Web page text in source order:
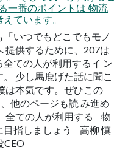
番のポイントは 物流
ています。
いつでもどこでもモノ
提供するために、207は
ての人が利用するイ ン
少し馬鹿げた話に聞こ
は本気です。ぜひこの
他のページも読 み進め
全ての人が利用する 物
目指しましょう 高柳 慎
CEO